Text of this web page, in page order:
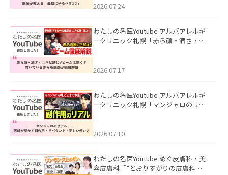
た。
2026.07.24
わたしの名医Youtube アルバアレルギ
ークリニック札幌「赤ら顔・酒さ・ニ
した。
2026.07.17
わたしの名医Youtube アルバアレルギ
ークリニック札幌「マンジャロのリア
た。
2026.07.10
わたしの名医Youtube めぐ皮膚科・美
容皮膚科「”とおりすがりの皮膚科